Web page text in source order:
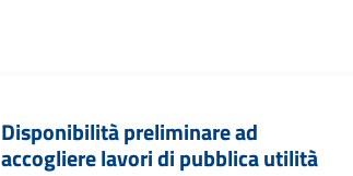
Disponibilità preliminare ad
accogliere lavori di pubblica utilità